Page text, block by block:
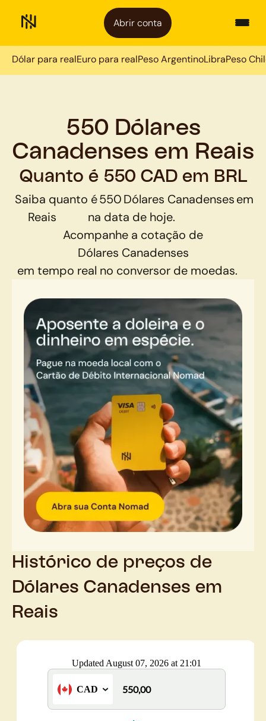
Abrir conta
Dólar para realEuro para realPeso ArgentinoLibraPeso
550 Dólares
Canadenses em Reais
Quanto é 550 CAD em BRL
Saiba quanto é550Dólares Canadensesem
Reais
na data de hoje.
Acompanhe a cotação de
Dólares Canadenses
em tempo real no conversor de moedas.
Histórico de preços de
Dólares Canadenses em
Reais